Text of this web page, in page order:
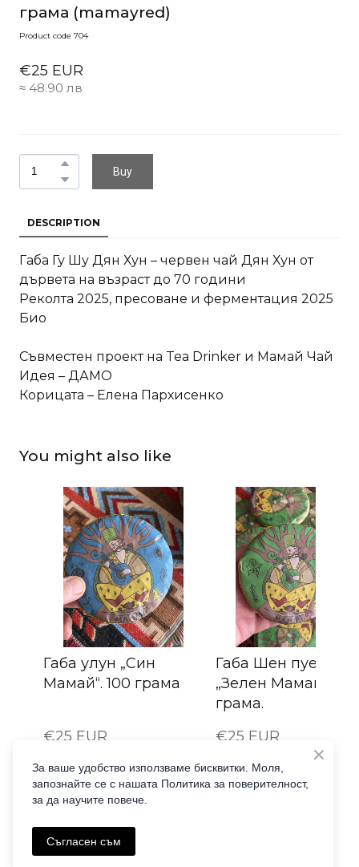
грама (mamayred)
Product code 704
€25 EUR
≈ 48.90 лв
Buy
DESCRIPTION
Габа Гу Шу Дян Хун – червен чай Дян Хун от
дървета на възраст до 70 години
Реколта 2025, пресоване и ферментация 2025
Био
Съвместен проект на Tea Drinker и Mамай Чай
Идея – ДАМО
Корицата – Елена Пархисенко
You might also like
Габа улун „Син
Мамай“. 100 грама
€25 EUR
КУПИ
Габа Шен пуер
„Зелен Мамай“. 100
грама.
€25 EUR
За ваше удобство използваме бисквитки. Моля,
запознайте се с нашата Политика за поверителност,
за да научите повече.
Съгласен съм